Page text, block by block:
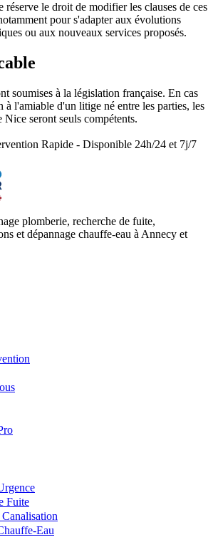
réserve le droit de modifier les clauses de ces
pour s'adapter aux évolutions
ou aux nouveaux services proposés.
soumises à la législation française. En cas
à l'amiable d'un litige né entre les parties, les
seront seuls compétents.
Rapide - Disponible 24h/24 et 7j/7
plomberie, recherche de fuite,
et dépannage chauffe-eau à Annecy et
Fuite
Eau